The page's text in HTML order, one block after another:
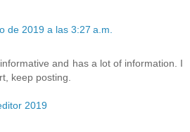
de 2019 a las 3:27 a.m.
and has a lot of information. I
keep posting.
2019